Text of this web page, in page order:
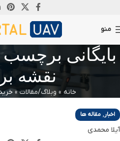
منو
بایگانی برچسب
نقشه
خانه » وبلاگ/مقالات»
آوریل
اخبار, مقاله ها
آیلا محمدی